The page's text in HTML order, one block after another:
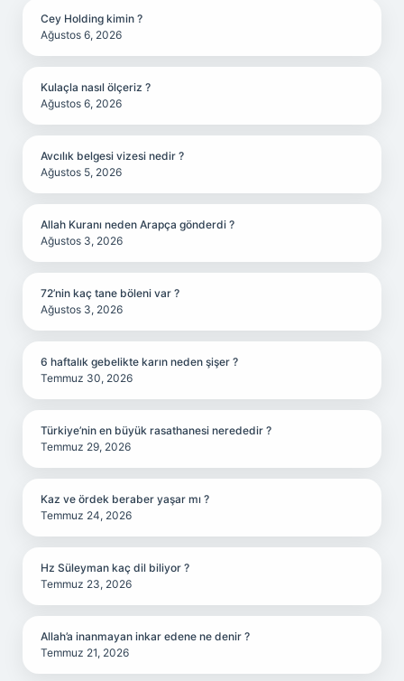
Cey Holding kimin ?
Ağustos 6, 2026
Kulaçla nasıl ölçeriz ?
Ağustos 6, 2026
Avcılık belgesi vizesi nedir ?
Ağustos 5, 2026
Allah Kuranı neden Arapça gönderdi ?
Ağustos 3, 2026
72’nin kaç tane böleni var ?
Ağustos 3, 2026
6 haftalık gebelikte karın neden şişer ?
Temmuz 30, 2026
Türkiye’nin en büyük rasathanesi nerededir ?
Temmuz 29, 2026
Kaz ve ördek beraber yaşar mı ?
Temmuz 24, 2026
Hz Süleyman kaç dil biliyor ?
Temmuz 23, 2026
Allah’a inanmayan inkar edene ne denir ?
Temmuz 21, 2026